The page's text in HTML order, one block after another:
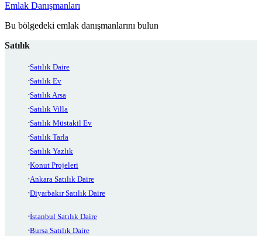
Emlak Danışmanları
Bu bölgedeki emlak danışmanlarını bulun
Satılık
Satılık Daire
Satılık Ev
Satılık Arsa
Satılık Villa
Satılık Müstakil Ev
Satılık Tarla
Satılık Yazlık
Konut Projeleri
Ankara Satılık Daire
Diyarbakır Satılık Daire
İstanbul Satılık Daire
Bursa Satılık Daire